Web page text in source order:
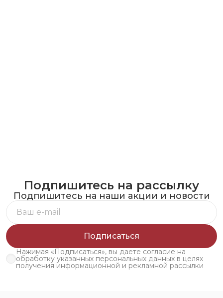
Подпишитесь на рассылку
Подпишитесь на наши акции и новости
Подписаться
Нажимая «Подписаться», вы даете согласие на
обработку указанных персональных данных в целях
получения информационной и рекламной рассылки